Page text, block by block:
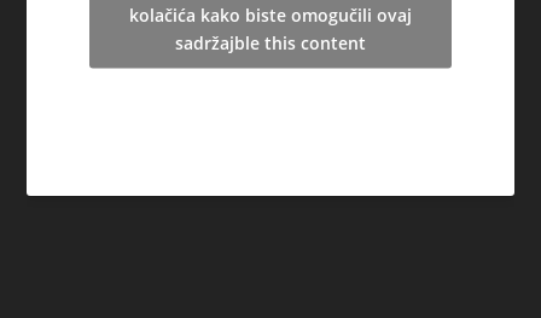
kolačića kako biste omogučili ovaj
sadržajble this content